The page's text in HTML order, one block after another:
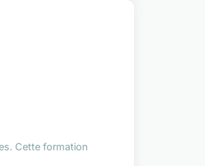
Cette formation